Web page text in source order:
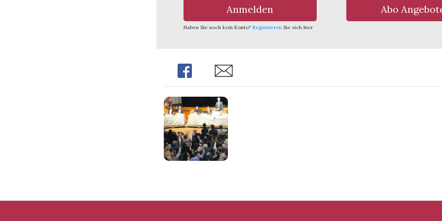
Anmelden
Haben Sie noch kein Konto? Registrieren Sie sich hier
Abo
Share Share